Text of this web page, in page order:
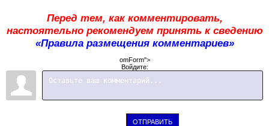
Перед тем, как комментировать,
настоятельно рекомендуем принять к сведению
«Правила размещения комментариев»
omForm">
Войдите:
ОТПРАВИТЬ